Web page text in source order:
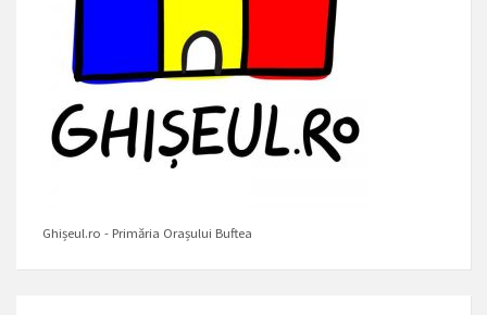
Ghișeul.ro - Primăria Orașului Buftea